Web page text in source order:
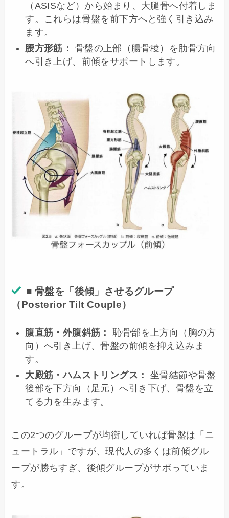
（ASISなど）から始まり、大腿骨へ付着しま
す。これらは骨盤を前下方へと強く引き込み
ます。
腰方形筋：
骨盤の上部（腸骨稜）を肋骨方向
へ引き上げ、前傾をサポートします。
■ 骨盤を「後傾」させるグループ
（Posterior Tilt Couple）
腹直筋・外腹斜筋：
恥骨部を上方向（胸の方
向）へ引き上げ、骨盤の前傾を抑え込みま
す。
大殿筋・ハムストリングス：
坐骨結節や骨盤
後部を下方向（足元）へ引き下げ、骨盤を立
てる力を生みます。
この2つのグループが均衡していれば骨盤は「ニ
ュートラル」ですが、現代人の多くは前傾グル
ープが勝ちすぎ、後傾グループがサボっていま
す。